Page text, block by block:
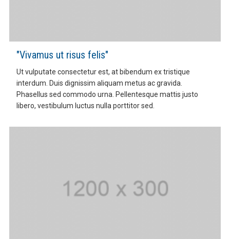
"Vivamus ut risus felis"
Ut vulputate consectetur est, at bibendum ex tristique
interdum. Duis dignissim aliquam metus ac gravida.
Phasellus sed commodo urna. Pellentesque mattis justo
libero, vestibulum luctus nulla porttitor sed.